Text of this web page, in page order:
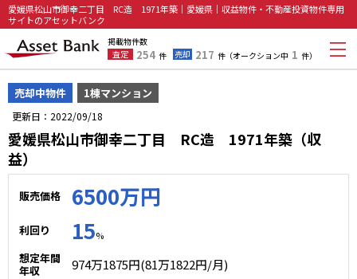
愛媛県松山市御幸二丁目 RC造 1971年築｜愛媛県｜収益物件・不動産投資物件専用
サイトのアセットバンク
掲載物件数
査定
254 件 売却 217 件（オークション中 1 件）
売却中物件 1棟マンション
更新日：2022/09/18
愛媛県松山市御幸二丁目 RC造 1971年築（収
益）
販売価格 6500万円
利回り 15%
想定年間
年収
974万1875円(81万1822円/月)